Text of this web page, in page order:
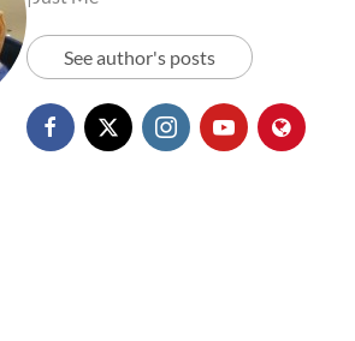
See author's posts